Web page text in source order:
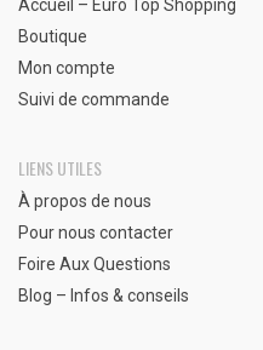
Accueil – Euro Top Shopping
Boutique
Mon compte
Suivi de commande
LIENS UTILES
À propos de nous
Pour nous contacter
Foire Aux Questions
Blog – Infos & conseils